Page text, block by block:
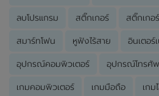
ลบโปรแกรม สติ๊กเกอร์ สติ๊กเกอ
สมาร์ทโฟน หูฟังไร้สาย อินเตอร์
อุปกรณ์คอมพิวเตอร์ อุปกรณ์โทรศั
เกมคอมพิวเตอร์ เกมมือถือ เกม